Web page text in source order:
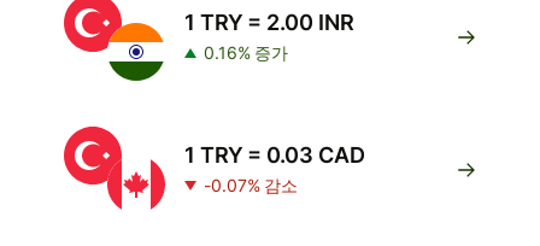
1 TRY = 2.00 INR
0.16% 증가
1 TRY = 0.03 CAD
-0.07% 감소